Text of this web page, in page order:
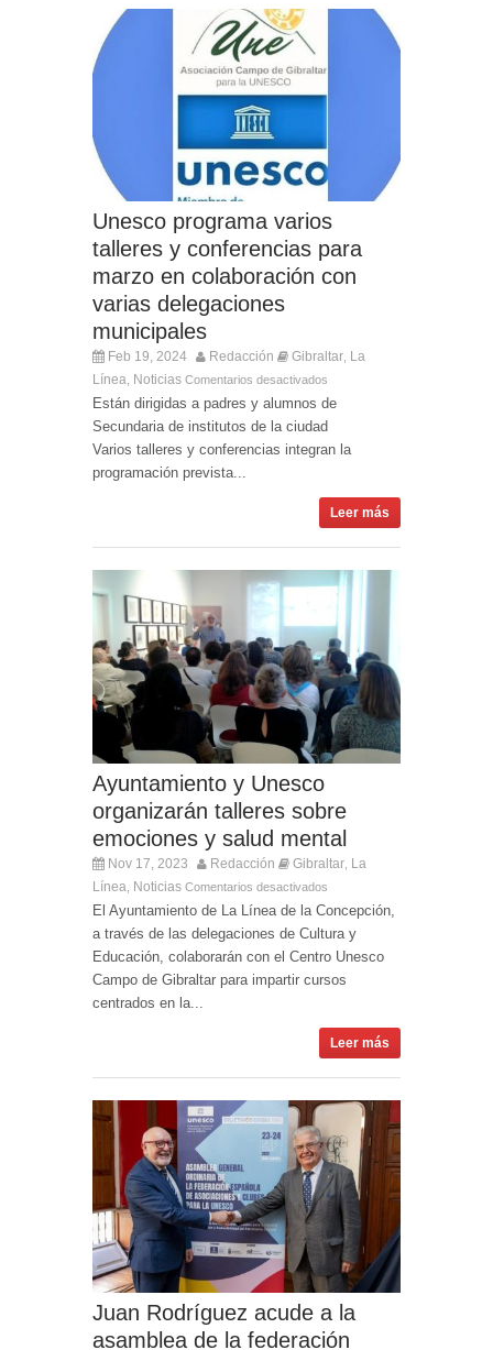
Unesco programa varios
talleres y conferencias para
marzo en colaboración con
varias delegaciones
municipales
Feb 19, 2024 Redacción Gibraltar La
Línea Noticias Comentarios desactivados
Están dirigidas a padres y alumnos de
Secundaria de institutos de la ciudad
Varios talleres y conferencias integran la
programación prevista...
Leer más
Ayuntamiento y Unesco
organizarán talleres sobre
emociones y salud mental
Nov 17, 2023 Redacción Gibraltar La
Línea Noticias Comentarios desactivados
El Ayuntamiento de La Línea de la Concepción,
a través de las delegaciones de Cultura y
Educación, colaborarán con el Centro Unesco
Campo de Gibraltar para impartir cursos
centrados en la...
Leer más
Juan Rodríguez acude a la
asamblea de la federación